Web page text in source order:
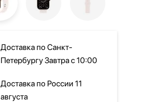
Доставка по Санкт-
Петербургу Завтра с 10:00
Доставка по России 11
августа